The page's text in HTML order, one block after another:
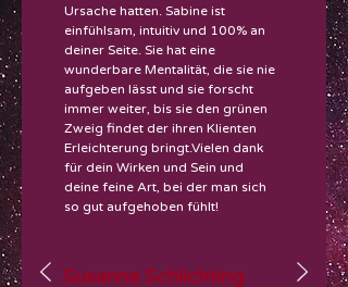
Ursache hatten. Sabine ist
einfühlsam, intuitiv und 100% an
deiner Seite. Sie hat eine
wunderbare Mentalität, die sie nie
aufgeben lässt und sie forscht
immer weiter, bis sie den grünen
Zweig findet der ihren Klienten
Erleichterung bringt.Vielen dank
für dein Wirken und Sein und
deine feine Art, bei der man sich
so gut aufgehoben fühlt!
Susanne Schlichting